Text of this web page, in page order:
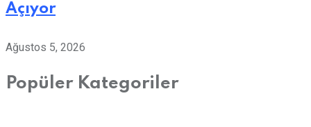
Açıyor
Ağustos 5, 2026
Popüler Kategoriler